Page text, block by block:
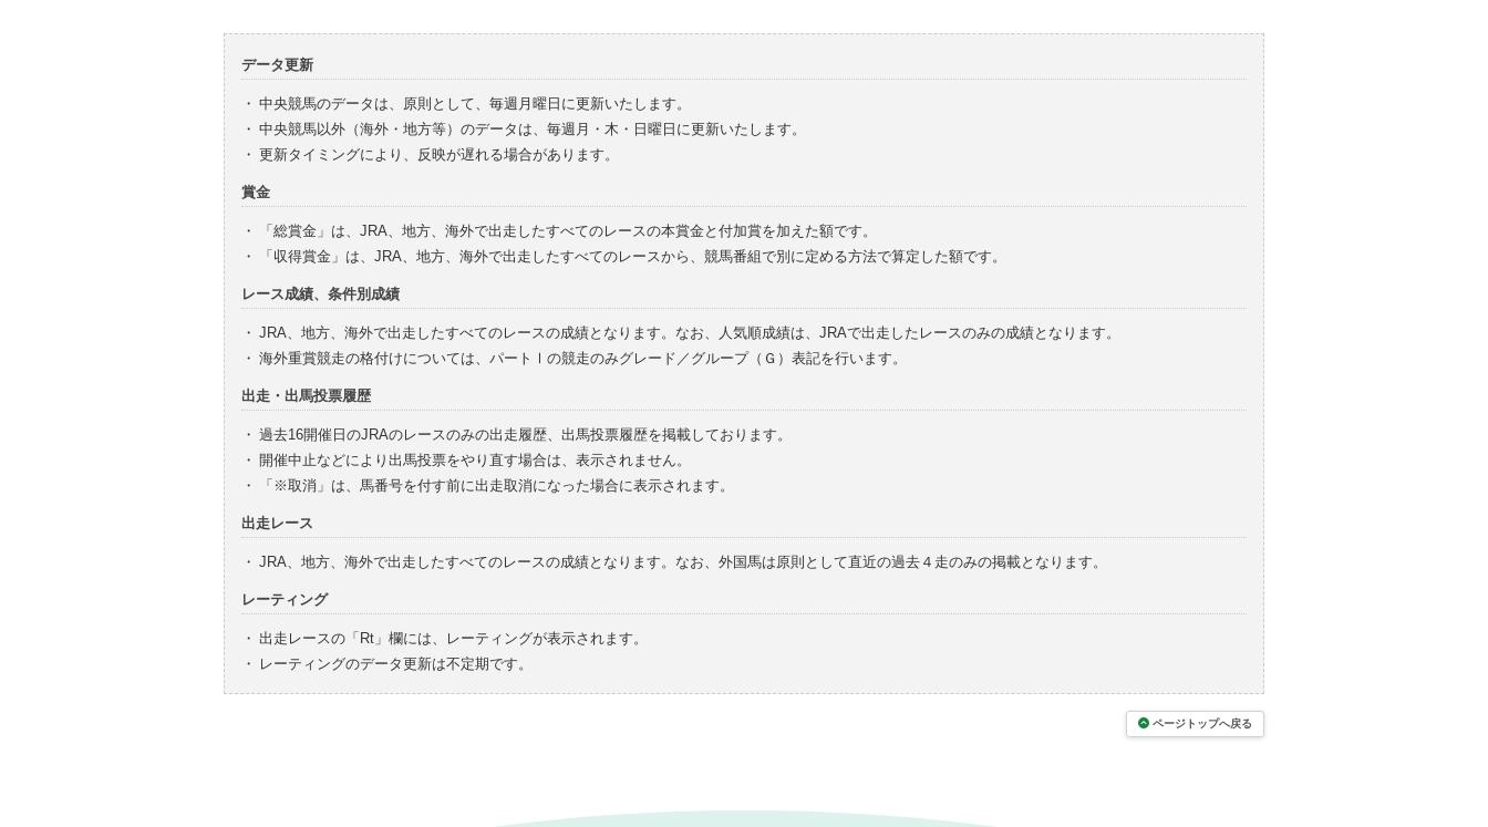
データ更新
・ 中央競馬のデータは、原則として、毎週月曜日に更新いたします。
・ 中央競馬以外（海外・地方等）のデータは、毎週月・木・日曜日に更新いたします。
・ 更新タイミングにより、反映が遅れる場合があります。
賞金
・
「総賞金」は、JRA、地方、海外で出走したすべてのレースの本賞金と付加賞を加えた額です。
・
「収得賞金」は、JRA、地方、海外で出走したすべてのレースから、競馬番組で別に定める方法で算定した額です。
レース成績、条件別成績
・ JRA、地方、海外で出走したすべてのレースの成績となります。なお、人気順成績は、JRAで出走したレースのみの成績となります。
・ 海外重賞競走の格付けについては、パートⅠの競走のみグレード／グループ（Ｇ）表記を行います。
出走・出馬投票履歴
・ 過去16開催日のJRAのレースのみの出走履歴、出馬投票履歴を掲載しております。
・ 開催中止などにより出馬投票をやり直す場合は、表示されません。
・
「※取消」は、馬番号を付す前に出走取消になった場合に表示されます。
出走レース
・ JRA、地方、海外で出走したすべてのレースの成績となります。なお、外国馬は原則として直近の過去４走のみの掲載となります。
レーティング
・ 出走レースの「Rt」欄には、レーティングが表示されます。
・
レーティングのデータ更新は不定期です。
ページトップへ戻る